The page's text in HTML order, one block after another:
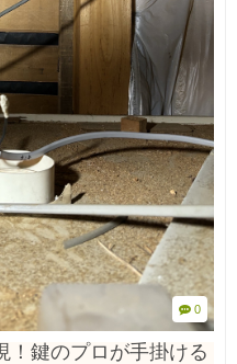
0
！鍵のプロが手掛ける